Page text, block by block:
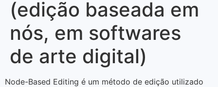
(edição baseada em
nós, em softwares
de arte digital)
Node-Based Editing é um método de edição utilizado